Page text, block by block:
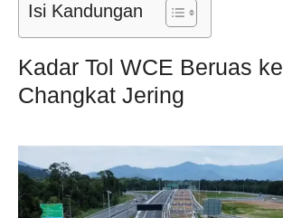
Isi Kandungan
Kadar Tol WCE Beruas ke
Changkat Jering